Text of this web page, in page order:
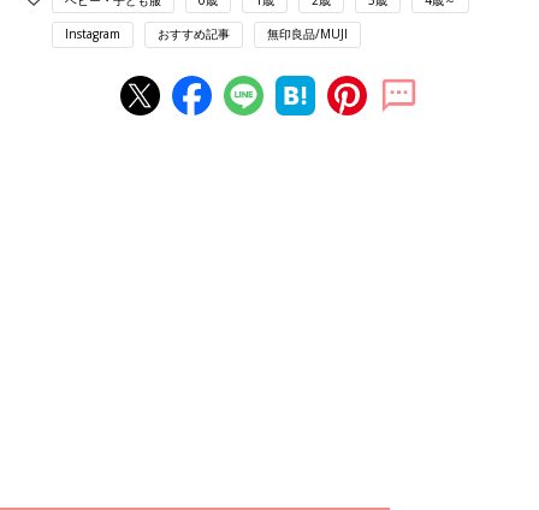
Instagram おすすめ記事 無印良品/MUJI